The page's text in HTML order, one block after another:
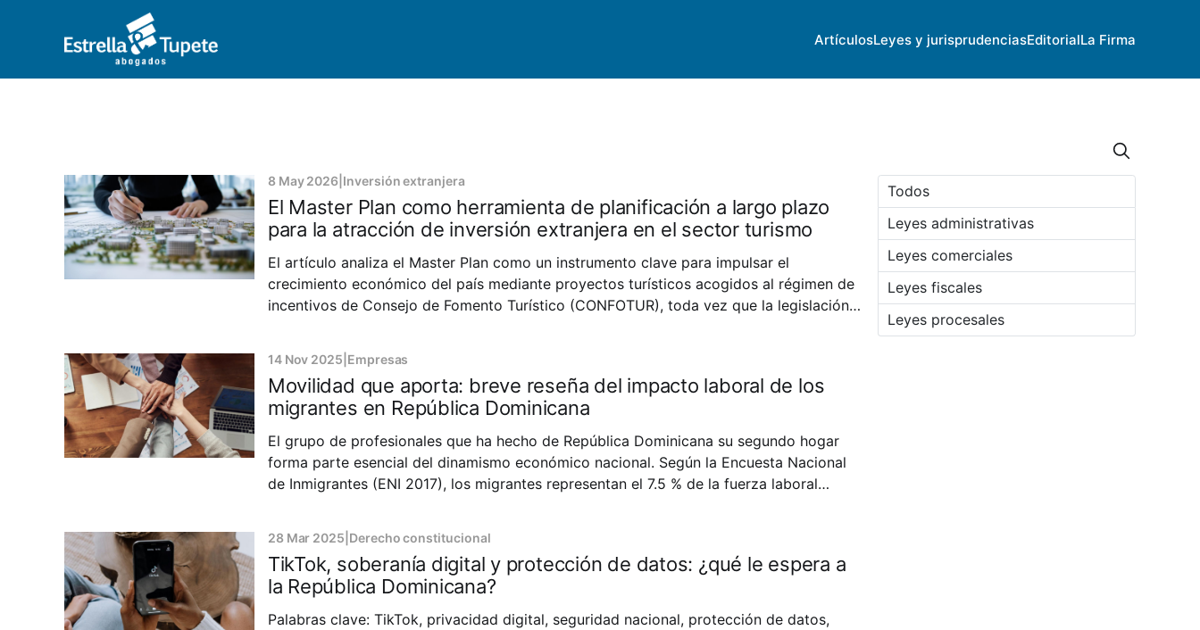
ArtículosLeyes y jurisprudenciasEditorialLa Firma
8 May 2026 Inversión extranjera
El Master Plan como herramienta de planificación a largo plazo
para la atracción de inversión extranjera en el sector turismo
El artículo analiza el Master Plan como un instrumento clave para impulsar el
crecimiento económico del país mediante proyectos turísticos acogidos al régimen de
incentivos de Consejo de Fomento Turístico (CONFOTUR), toda vez que la legislación
14 Nov 2025 Empresas
Movilidad que aporta: breve reseña del impacto laboral de los
migrantes en República Dominicana
El grupo de profesionales que ha hecho de República Dominicana su segundo hogar
forma parte esencial del dinamismo económico nacional. Según la Encuesta Nacional
de Inmigrantes (ENI 2017), los migrantes representan el 7.5 % de la fuerza laboral
28 Mar 2025 Derecho constitucional
TikTok, soberanía digital y protección de datos: ¿qué le espera a
la República Dominicana?
Palabras clave: TikTok, privacidad digital, seguridad nacional, protección de datos,
Todos
Leyes administrativas
Leyes comerciales
Leyes fiscales
Leyes procesales